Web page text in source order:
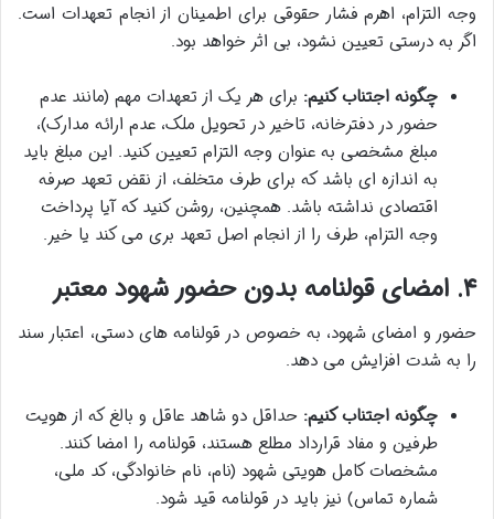
وجه التزام، اهرم فشار حقوقی برای اطمینان از انجام تعهدات است.
اگر به درستی تعیین نشود، بی اثر خواهد بود.
چگونه اجتناب کنیم: برای هر یک از تعهدات مهم (مانند عدم
حضور در دفترخانه، تاخیر در تحویل ملک، عدم ارائه مدارک)،
مبلغ مشخصی به عنوان وجه التزام تعیین کنید. این مبلغ باید
به اندازه ای باشد که برای طرف متخلف، از نقض تعهد صرفه
اقتصادی نداشته باشد. همچنین، روشن کنید که آیا پرداخت
وجه التزام، طرف را از انجام اصل تعهد بری می کند یا خیر.
۴. امضای قولنامه بدون حضور شهود معتبر
حضور و امضای شهود، به خصوص در قولنامه های دستی، اعتبار سند
را به شدت افزایش می دهد.
چگونه اجتناب کنیم: حداقل دو شاهد عاقل و بالغ که از هویت
طرفین و مفاد قرارداد مطلع هستند، قولنامه را امضا کنند.
مشخصات کامل هویتی شهود (نام، نام خانوادگی، کد ملی،
شماره تماس) نیز باید در قولنامه قید شود.